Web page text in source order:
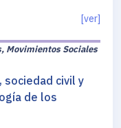
[ver]
Movimientos Sociales
sociedad civil y
de los